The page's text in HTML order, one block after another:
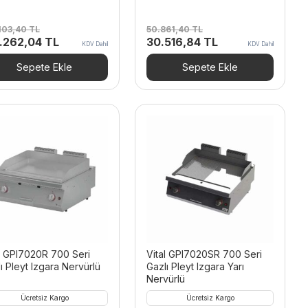
TL
TL.
TLŞu
andaki
fiyat:
130.262,04 TL.
KDV Dahil
Sepete Ekle
50.861,40TL
Orijinal
fiyat:
50.861,40 TL.
30.516,84 TLŞu
andaki
fiyat:
30.516,84 TL.
KDV Dahil
Sepete Ekle
GPI7020R 700 Seri
Pleyt Izgara Nervürlü
Ücretsiz Kargo
Vital GPI7020SR 700 Seri
Gazlı Pleyt Izgara Yarı
Nervürlü
Ücretsiz Kargo